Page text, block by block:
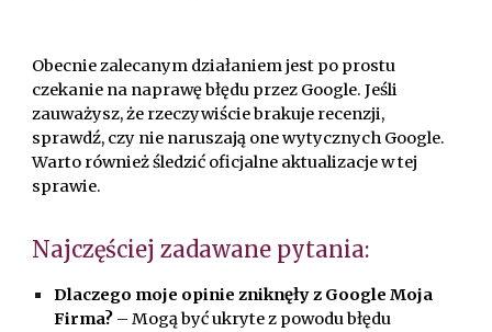
Obecnie zalecanym działaniem jest po prostu
czekanie na naprawę błędu przez Google. Jeśli
zauważysz, że rzeczywiście brakuje recenzji,
sprawdź, czy nie naruszają one wytycznych Google.
Warto również śledzić oficjalne aktualizacje w tej
sprawie.
Najczęściej zadawane pytania:
Dlaczego moje opinie zniknęły z Google Moja
Firma? – Mogą być ukryte z powodu błędu